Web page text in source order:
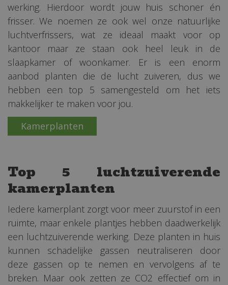
werking. Hierdoor wordt jouw huis schoner én
frisser. We noemen ze ook wel onze natuurlijke
luchtverfrissers, wat ze ideaal maakt voor op
kantoor maar ze staan ook heel leuk in de
slaapkamer of woonkamer. Er is een enorm
aanbod planten die de lucht zuiveren, dus we
hebben een top 5 samengesteld om het iets
makkelijker te maken voor jou.
Kamerplanten
Top 5 luchtzuiverende
kamerplanten
Iedere kamerplant zorgt voor meer zuurstof in een
ruimte, maar enkele plantjes hebben daadwerkelijk
een luchtzuiverende werking. Deze planten in huis
kunnen schadelijke gassen neutraliseren door
deze gassen op te nemen en vervolgens af te
breken. Maar ook zetten ze CO2 effectief om in